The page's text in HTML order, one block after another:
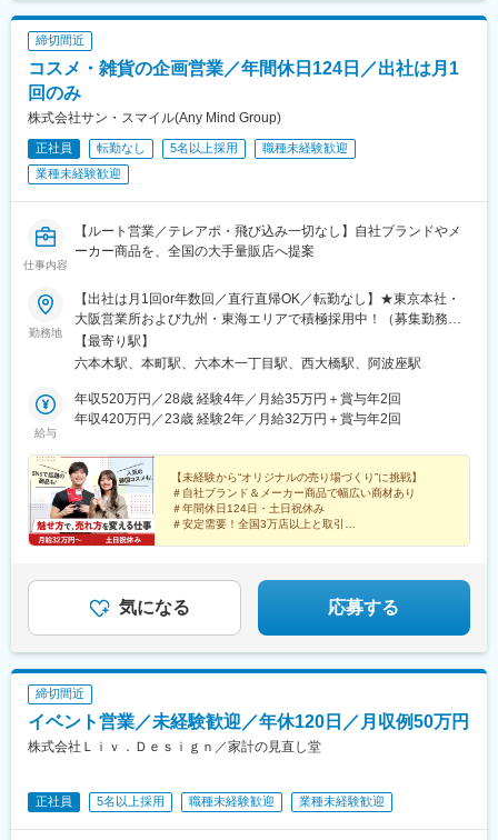
締切間近
コスメ・雑貨の企画営業／年間休日124日／出社は月1
回のみ
株式会社サン・スマイル(Any Mind Group)
正社員 転勤なし 5名以上採用
職種未経験歓迎
業種未経験歓迎
仕事内容
【ルート営業／テレアポ・飛び込み一切なし】自社ブランドやメ
ーカー商品を、全国の大手量販店へ提案
勤務地
【出社は月1回or年数回／直行直帰OK／転勤なし】★東京本社・
大阪営業所および九州・東海エリアで積極採用中！（募集勤務
地：宮城・東京・埼玉・千葉・神奈川・愛知・静岡・三重・岐
阜・京都・大阪・奈良・福岡・長崎・佐賀・熊本・大分・宮崎・
京都港区六本木3-5-27＜ アクセス ＞・南北線「六本木一丁目駅」
1番口より徒歩5分・日比谷・大江戸線「六本木駅」5番口より徒
＞・中央線・御堂筋線・四つ橋線「本町駅」23番口より徒歩4
分・四ツ橋線「四ツ橋駅」2番口より徒歩6分■東海エリア名古屋
市を中心とした東海エリアのお客様を担当（愛知・静岡・三重・
岐阜）※基本的に直行直帰■九州エリア九州全体エリアのお客様を
担当※基本的に直行直帰※東海・九州エリアも年に数回、大阪営業
【最寄り駅】
六本木駅、本町駅、六本木一丁目駅、西大橋駅、阿波座駅
給与
年収520万円／28歳 経験4年／月給35万円＋賞与年2回
年収420万円／23歳 経験2年／月給32万円＋賞与年2回
【未経験から“オリジナルの売り場づくり”に挑戦】
＃自社ブランド＆メーカー商品で幅広い商材あり
＃年間休日124日・土日祝休み
＃安定需要！全国3万店以上と取引
気になる 応募する
締切間近
イベント営業／未経験歓迎／年休120日／月収例50万円
株式会社Ｌｉｖ．Ｄｅｓｉｇｎ／家計の見直し堂
正社員 5名以上採用 職種未経験歓迎 業種未経験歓迎